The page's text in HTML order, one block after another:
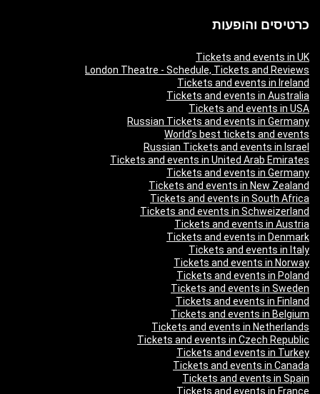
כרטיסים והופעות
Tickets and events in UK
London Theatre - Schedule, Tickets and Reviews
Tickets and events in Ireland
Tickets and events in Australia
Tickets and events in USA
Russian Tickets and events in Germany
World’s best tickets and events
Russian Tickets and events in Israel
Tickets and events in United Arab Emirates
Tickets and events in Germany
Tickets and events in New Zealand
Tickets and events in South Africa
Tickets and events in Schweizerland
Tickets and events in Austria
Tickets and events in Denmark
Tickets and events in Italy
Tickets and events in Norway
Tickets and events in Poland
Tickets and events in Sweden
Tickets and events in Finland
Tickets and events in Belgium
Tickets and events in Netherlands
Tickets and events in Czech Republic
Tickets and events in Turkey
Tickets and events in Canada
Tickets and events in Spain
Tickets and events in France